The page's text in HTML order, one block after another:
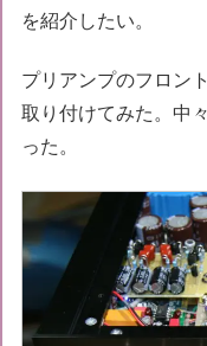
を紹介したい。
プリアンプのフロン
取り付けてみた。中
った。